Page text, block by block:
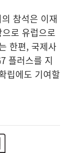
참석은 이재
로 유럽으로
한편, 국제사
플러스를 지
립에도 기여할